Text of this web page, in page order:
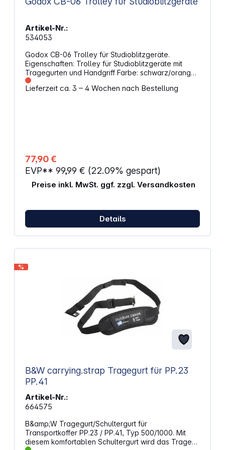
Artikel-Nr.:
534053
Godox CB-06 Trolley für Studioblitzgeräte.
Eigenschaften: Trolley für Studioblitzgeräte mit
Tragegurten und Handgriff Farbe: schwarz/orange
Abmessungen: 94 x 34 x 25 cm
Lieferzeit ca. 3 – 4 Wochen nach Bestellung
77,90 €
EVP** 99,99 € (22.09% gespart)
Preise inkl. MwSt. ggf. zzgl. Versandkosten
Details
%
B&W carrying.strap Tragegurt für PP.23
PP.41
Artikel-Nr.:
664575
B&amp;W Tragegurt/Schultergurt für
Transportkoffer PP.23 / PP.41, Typ 500/1000. Mit
diesem komfortablen Schultergurt wird das Tragen